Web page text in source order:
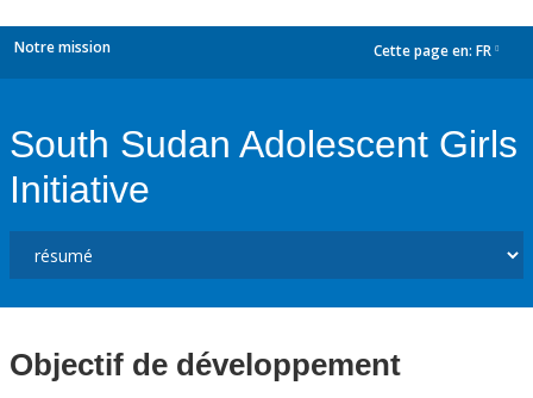
Notre mission Cette page en: FR
South Sudan Adolescent Girls
Initiative
Objectif de développement